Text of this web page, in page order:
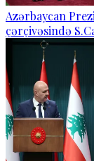
Azərbaycan
çərçivəsində